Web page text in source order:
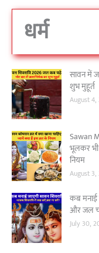
धर्म
सावन में
शुभ मुहूर्त
August
Sawan
भूलकर भी
नियम
August
कब मनाई
और जल
July 30,